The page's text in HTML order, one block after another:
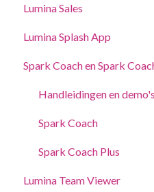
Applicant Tracker System
Lumina Select Eliminater
Lumina Sales
Lumina Splash App
Voor Deelnemers
Voor Practitioners
Spark Coach en Spark
Handleidingen en demo's
Spark Coach
Spark Coach Plus
Lumina Team Viewer